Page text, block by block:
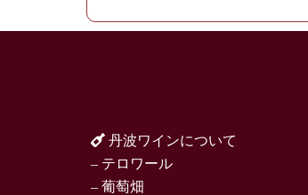
丹波ワインについて
– テロワール
– 葡萄畑